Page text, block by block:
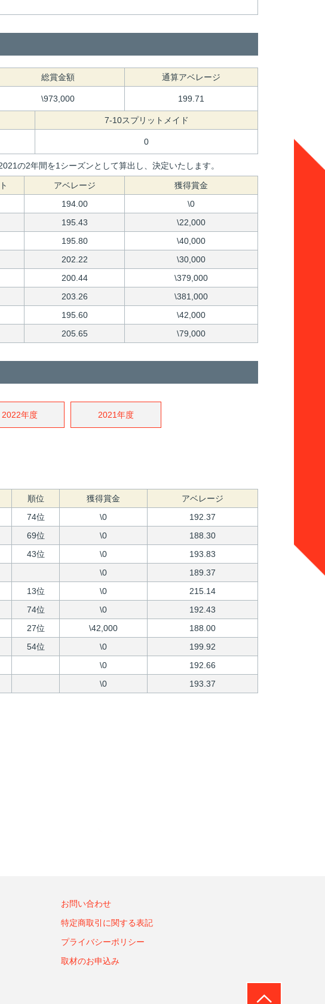
総賞金額 通算アベレージ
\973,000 199.71
7-10スプリットメイド
0
の2年間を1シーズンとして算出し、決定いたします。
アベレージ
獲得賞金
194.00
\0
195.43
\22,000
195.80
\40,000
202.22
\30,000
200.44
\379,000
203.26
\381,000
195.60
\42,000
205.65 \79,000
2022年度 2021年度
順位 獲得賞金
アベレージ
74位 \0
192.37
69位 \0
188.30
43位 \0
193.83
\0
189.37
13位 \0
215.14
74位 \0
192.43
27位 \42,000
188.00
54位 \0
199.92
\0
192.66
\0 193.37
お問い合わせ
特定商取引に関する表記
プライバシーポリシー
取材のお申込み